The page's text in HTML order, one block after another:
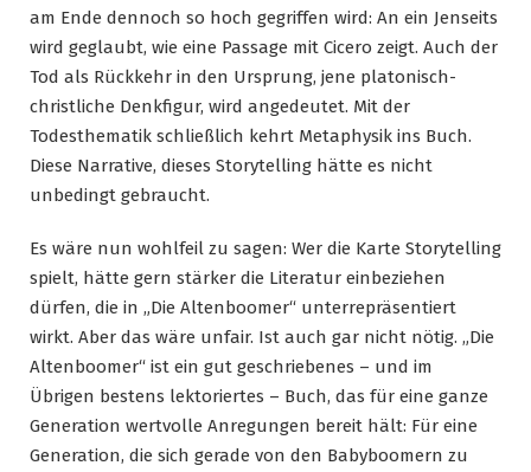
am Ende dennoch so hoch gegriffen wird: An ein Jenseits
wird geglaubt, wie eine Passage mit Cicero zeigt. Auch der
Tod als Rückkehr in den Ursprung, jene platonisch-
christliche Denkfigur, wird angedeutet. Mit der
Todesthematik schließlich kehrt Metaphysik ins Buch.
Diese Narrative, dieses Storytelling hätte es nicht
unbedingt gebraucht.
Es wäre nun wohlfeil zu sagen: Wer die Karte Storytelling
spielt, hätte gern stärker die Literatur einbeziehen
dürfen, die in „Die Altenboomer“ unterrepräsentiert
wirkt. Aber das wäre unfair. Ist auch gar nicht nötig. „Die
Altenboomer“ ist ein gut geschriebenes – und im
Übrigen bestens lektoriertes – Buch, das für eine ganze
Generation wertvolle Anregungen bereit hält: Für eine
Generation, die sich gerade von den Babyboomern zu